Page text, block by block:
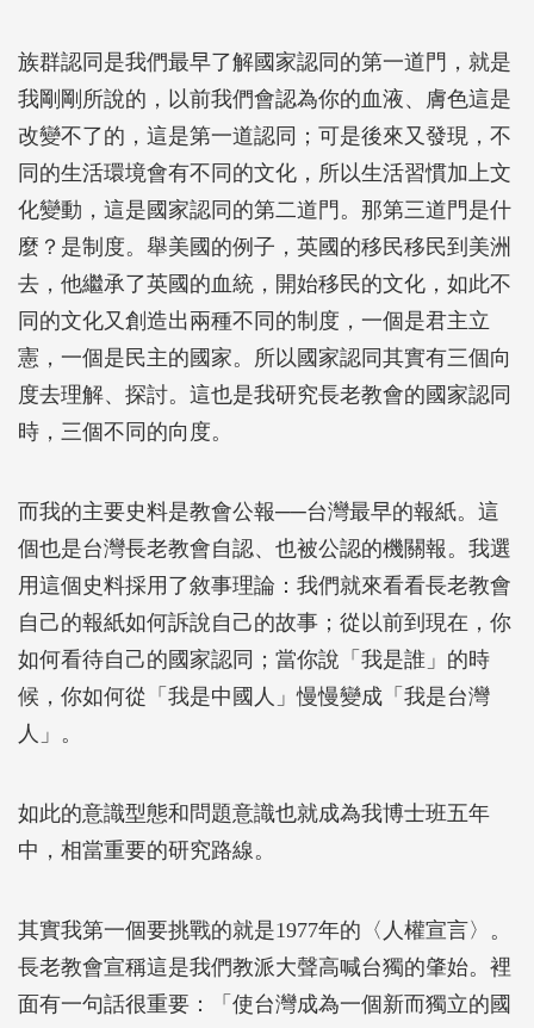
族群認同是我們最早了解國家認同的第一道門，就是
我剛剛所說的，以前我們會認為你的血液、膚色這是
改變不了的，這是第一道認同；可是後來又發現，不
同的生活環境會有不同的文化，所以生活習慣加上文
化變動，這是國家認同的第二道門。那第三道門是什
麼？是制度。舉美國的例子，英國的移民移民到美洲
去，他繼承了英國的血統，開始移民的文化，如此不
同的文化又創造出兩種不同的制度，一個是君主立
憲，一個是民主的國家。所以國家認同其實有三個向
度去理解、探討。這也是我研究長老教會的國家認同
時，三個不同的向度。
而我的主要史料是教會公報──台灣最早的報紙。這
個也是台灣長老教會自認、也被公認的機關報。我選
用這個史料採用了敘事理論：我們就來看看長老教會
自己的報紙如何訴說自己的故事；從以前到現在，你
如何看待自己的國家認同；當你說「我是誰」的時
候，你如何從「我是中國人」慢慢變成「我是台灣
人」。
如此的意識型態和問題意識也就成為我博士班五年
中，相當重要的研究路線。
其實我第一個要挑戰的就是1977年的〈人權宣言〉。
長老教會宣稱這是我們教派大聲高喊台獨的肇始。裡
面有一句話很重要：「使台灣成為一個新而獨立的國